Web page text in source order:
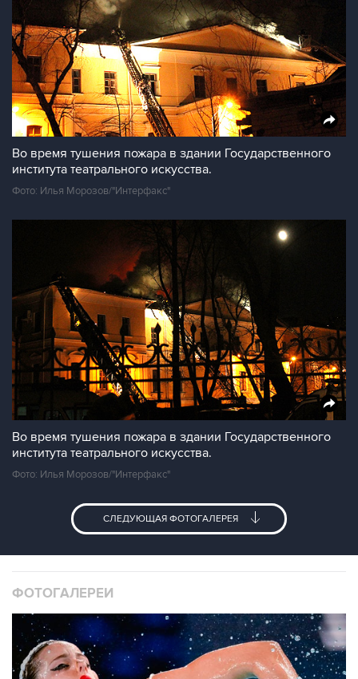
Во время тушения пожара в здании Государственного
института театрального искусства.
Фото: Илья Морозов/"Интерфакс"
Во время тушения пожара в здании Государственного
института театрального искусства.
Фото: Илья Морозов/"Интерфакс"
СЛЕДУЮЩАЯ ФОТОГАЛЕРЕЯ
ФОТОГАЛЕРЕИ